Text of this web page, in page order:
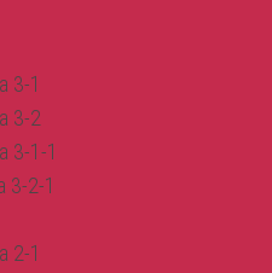
3-1
3-2
3-1-1
3-2-1
2-1